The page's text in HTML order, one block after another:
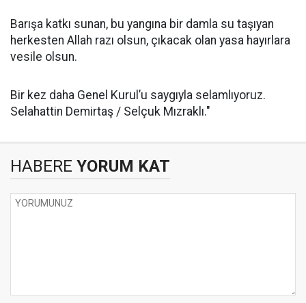
Barışa katkı sunan, bu yangına bir damla su taşıyan
herkesten Allah razı olsun, çıkacak olan yasa hayırlara
vesile olsun.
Bir kez daha Genel Kurul’u saygıyla selamlıyoruz.
Selahattin Demirtaş / Selçuk Mızraklı."
HABERE YORUM KAT